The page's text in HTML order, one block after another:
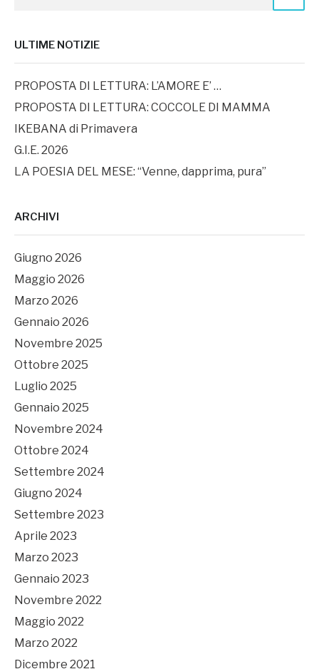
ULTIME NOTIZIE
PROPOSTA DI LETTURA: L’AMORE E’ …
PROPOSTA DI LETTURA: COCCOLE DI MAMMA
IKEBANA di Primavera
G.I.E. 2026
LA POESIA DEL MESE: “Venne, dapprima, pura”
ARCHIVI
Giugno 2026
Maggio 2026
Marzo 2026
Gennaio 2026
Novembre 2025
Ottobre 2025
Luglio 2025
Gennaio 2025
Novembre 2024
Ottobre 2024
Settembre 2024
Giugno 2024
Settembre 2023
Aprile 2023
Marzo 2023
Gennaio 2023
Novembre 2022
Maggio 2022
Marzo 2022
Dicembre 2021